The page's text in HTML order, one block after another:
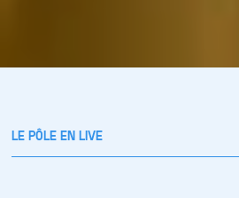
LE PÔLE EN LIVE